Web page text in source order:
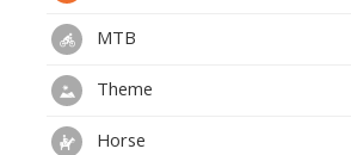
MTB
Theme
Horse